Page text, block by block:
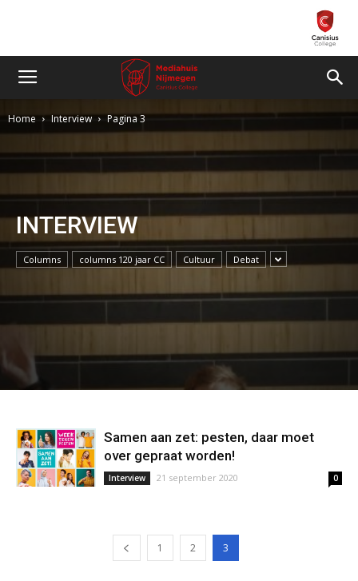
Home Interview Pagina 3
INTERVIEW
Columns columns 120 jaar CC Cultuur Debat
Samen aan zet: pesten, daar moet
over gepraat worden!
Interview 21 september 2020 0
1 2 3